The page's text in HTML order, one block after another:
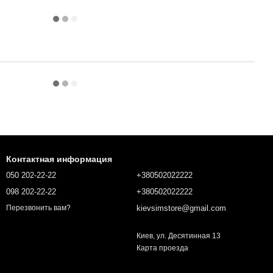
Контактная информация
050 202-22-22
098 202-22-22
Перезвонить вам?
+380502022222
+380502022222
kievsimstore@gmail.com
Киев, ул. Десятинная 13
Карта проезда